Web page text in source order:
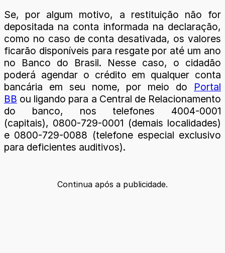
Se, por algum motivo, a restituição não for
depositada na conta informada na declaração,
como no caso de conta desativada, os valores
ficarão disponíveis para resgate por até um ano
no Banco do Brasil. Nesse caso, o cidadão
poderá agendar o crédito em qualquer conta
bancária em seu nome, por meio do Portal
BB ou ligando para a Central de Relacionamento
do banco, nos telefones 4004-0001
(capitais), 0800-729-0001 (demais localidades)
e 0800-729-0088 (telefone especial exclusivo
para deficientes auditivos).
Continua após a publicidade.